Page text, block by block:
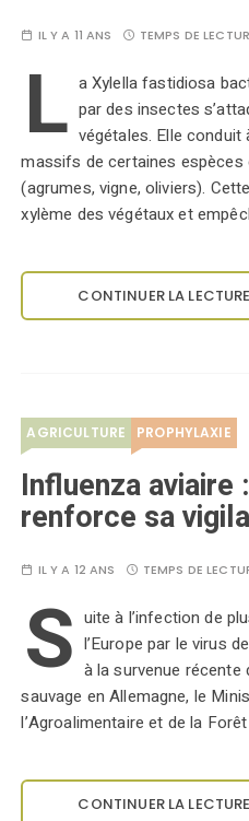
IL Y A 11 ANS TEMPS DE
L a Xylella fastidiosa
par des insectes
végétales. Elle
massifs de certaines espèces
(agrumes, vigne, oliviers).
xylème des végétaux et
CONTINUER LA LECTURE
AGRICULTURE PROPHYLAXIE
Influenza aviaire
renforce sa
IL Y A 12 ANS TEMPS DE
S uite à l’infection de
l’Europe par le virus
à la survenue récente
sauvage en Allemagne, le
l’Agroalimentaire et de la
CONTINUER LA LECTURE